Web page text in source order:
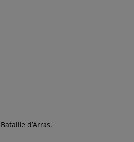
d’Arras.